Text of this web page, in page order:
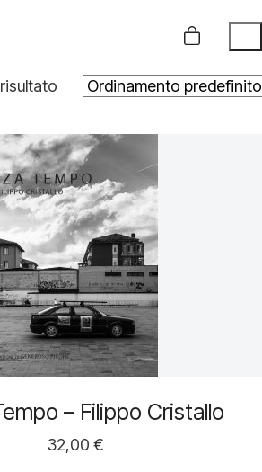
– Filippo Cristallo
32,00 €